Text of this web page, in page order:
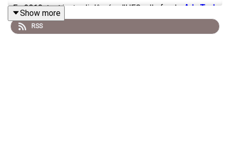
En 2019, tout juste diplômée d’HEC, elle fondeAda Tech
School, une école de programmation ouverte à tous,
mais surtout à toutes.
Show more
RSS